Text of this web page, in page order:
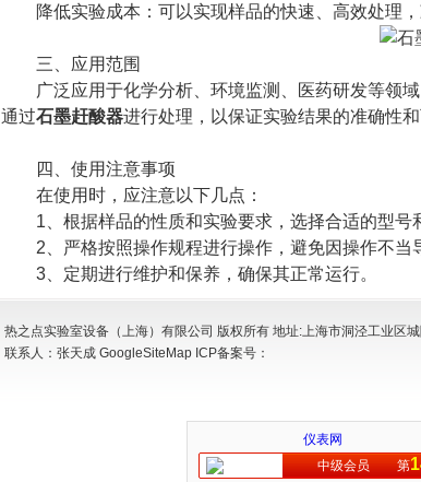
降低实验成本：可以实现样品的快速、高效处理，
三、应用范围
广泛应用于化学分析、环境监测、医药研发等领域
通过石墨赶酸器进行处理，以保证实验结果的准确性和
四、使用注意事项
在使用时，应注意以下几点：
1、根据样品的性质和实验要求，选择合适的型号
2、严格按照操作规程进行操作，避免因操作不当
3、定期进行维护和保养，确保其正常运行。
热之点实验室设备（上海）有限公司 版权所有 地址:上海市洞泾工业区
联系人：张天成 GoogleSiteMap ICP备案号：
仪表网
中级会员
第